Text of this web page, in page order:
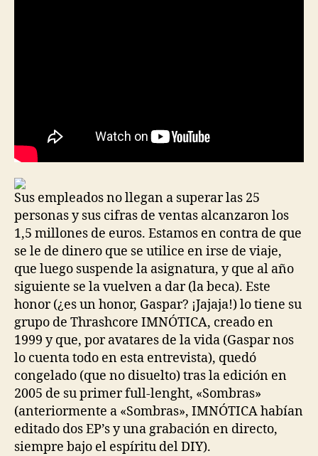
Sus empleados no llegan a superar las 25
personas y sus cifras de ventas alcanzaron los
1,5 millones de euros. Estamos en contra de que
se le de dinero que se utilice en irse de viaje,
que luego suspende la asignatura, y que al año
siguiente se la vuelven a dar (la beca). Este
honor (¿es un honor, Gaspar? ¡Jajaja!) lo tiene su
grupo de Thrashcore IMNÓTICA, creado en
1999 y que, por avatares de la vida (Gaspar nos
lo cuenta todo en esta entrevista), quedó
congelado (que no disuelto) tras la edición en
2005 de su primer full-lenght, «Sombras»
(anteriormente a «Sombras», IMNÓTICA habían
editado dos EP’s y una grabación en directo,
siempre bajo el espíritu del DIY).